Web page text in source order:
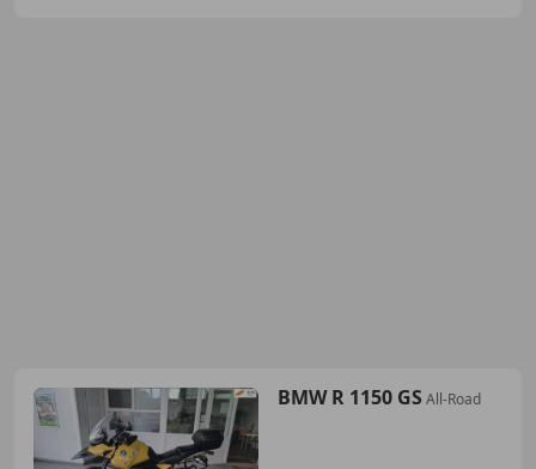
BMW R 1150 GS All-Road